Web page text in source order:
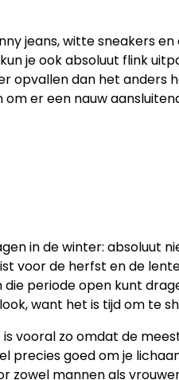
jeans, witte sneakers
je ook absoluut flink
opvallen dan het anders
er een nauw
in de winter: absoluut
voor de herfst en de
periode open kunt
want het is tijd om te
vooral zo omdat de
goed om je
zowel mannen als